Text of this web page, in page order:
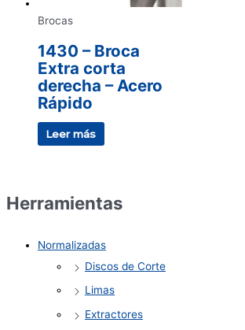
Brocas
1430 – Broca
Extra corta
derecha – Acero
Rápido
Leer más
Herramientas
Normalizadas
Discos de Corte
Limas
Extractores